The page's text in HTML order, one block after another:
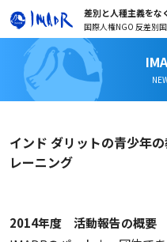
差別と人種主義をな
国際人権NGO 反差別
インド ダリットの青少年
レーニング
2014年度 活動報告の概要